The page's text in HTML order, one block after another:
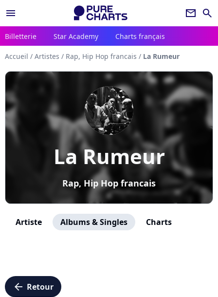
menu newsletter search
Billetterie Star Academy Charts français
Accueil / Artistes / Rap, Hip Hop francais / La Rumeur
La Rumeur
Rap, Hip Hop francais
Artiste Albums & Singles Charts
arrow_left Retour